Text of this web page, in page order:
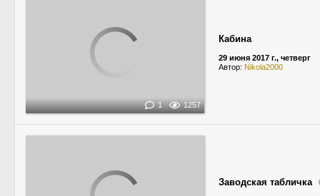
1 1257
Кабина
29 июня 2017 г., четверг
Автор: Nikola2000
Заводская табличка